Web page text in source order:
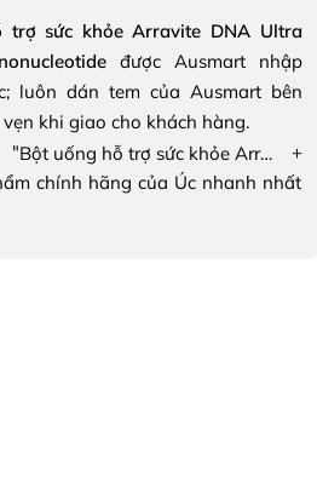
trợ sức khỏe Arravite DNA Ultra
được Ausmart nhập
luôn dán tem của Ausmart bên
khi giao cho khách hàng.
"
Bột uống hỗ trợ sức khỏe Arravite DNA Ultra NMN Nicotinamide Mononucleotide
+
chính hãng của Úc nhanh nhất